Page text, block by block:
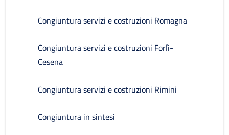
Congiuntura servizi e costruzioni Romagna
Congiuntura servizi e costruzioni Forlì-
Cesena
Congiuntura servizi e costruzioni Rimini
Congiuntura in sintesi